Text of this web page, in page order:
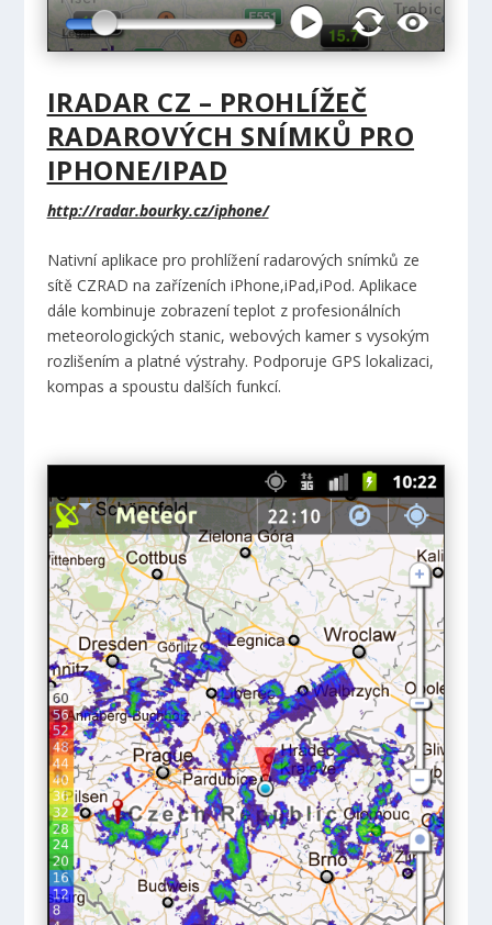
IRADAR CZ – PROHLÍŽEČ
RADAROVÝCH SNÍMKŮ PRO
IPHONE/IPAD
http://radar.bourky.cz/iphone/
Nativní aplikace pro prohlížení radarových snímků ze
sítě CZRAD na zařízeních iPhone,iPad,iPod. Aplikace
dále kombinuje zobrazení teplot z profesionálních
meteorologických stanic, webových kamer s vysokým
rozlišením a platné výstrahy. Podporuje GPS lokalizaci,
kompas a spoustu dalších funkcí.